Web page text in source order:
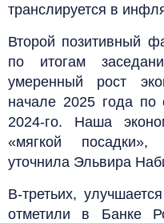
транслируется в
Второй позитивный
по итогам
умеренный рост
начале 2025 года по
2024-го. Наша
«мягкой
уточнила Эльвира
В-третьих,
отметили в Банке